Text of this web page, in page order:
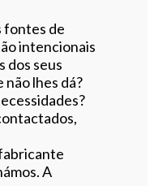
fontes de
intencionais
dos seus
lhes dá?
A